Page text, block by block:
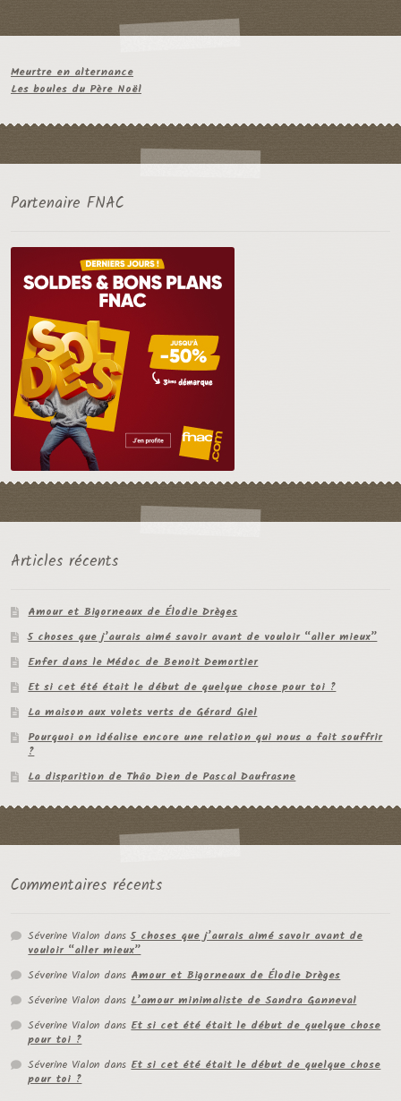
Meurtre en alternance
Les boules du Père Noël
Partenaire FNAC
Articles récents
Amour et Bigorneaux de Élodie Drèges
5 choses que j’aurais aimé savoir avant de vouloir “aller mieux”
Enfer dans le Médoc de Benoit Demortier
Et si cet été était le début de quelque chose pour toi ?
La maison aux volets verts de Gérard Giel
Pourquoi on idéalise encore une relation qui nous a fait souffrir
?
La disparition de Thâo Dien de Pascal Daufrasne
Commentaires récents
Séverine Vialon dans5 choses que j’aurais aimé savoir avant de
vouloir “aller mieux”
Séverine Vialon dans Amour et Bigorneaux de Élodie Drèges
Séverine Vialon dans L’amour minimaliste de Sandra Ganneval
Séverine Vialon dans Et si cet été était le début de quelque chose
pour toi ?
Séverine Vialon dans Et si cet été était le début de quelque chose
pour toi ?